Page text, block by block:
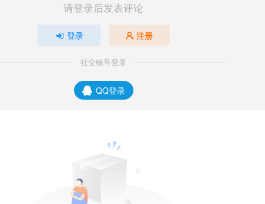
请登录后发表评论
登录 注册
社交账号登录
QQ登录